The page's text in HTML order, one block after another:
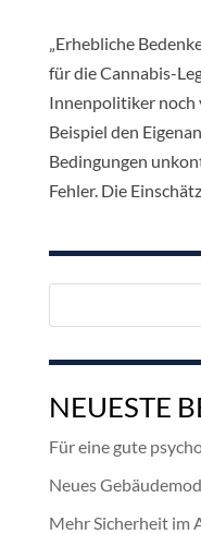
„Erhebliche
für die Cannabis-
Innenpolitiker noch
Beispiel den
Bedingungen
Fehler. Die
Suchen
NEUESTE
Für eine gute
Neues
Mehr Sicherheit im